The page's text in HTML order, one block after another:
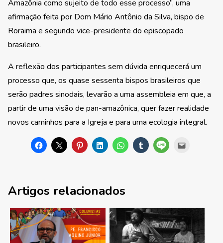
Amazônia como sujeito de todo esse processo”, uma
afirmação feita por Dom Mário Antônio da Silva, bispo de
Roraima e segundo vice-presidente do episcopado
brasileiro.
A reflexão dos participantes sem dúvida enriquecerá um
processo que, os quase sessenta bispos brasileiros que
serão padres sinodais, levarão a uma assembleia em que, a
partir de uma visão de pan-amazônica, quer fazer realidade
novos caminhos para a Igreja e para uma ecologia integral.
Artigos relacionados